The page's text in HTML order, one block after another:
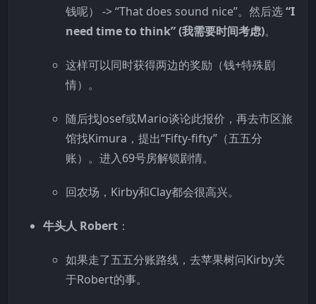
钱呢） -> “That does sound nice”。然后选“I
need time to think” (我需要时间考虑)。
这样可以同时获得两边的奖励（钱+特殊剧
情）。
随后找Josef或Mario谈论此报价，再去市区旅
馆找Kimura，提出“Fifty-fifty”（五五分
账）。进入69号房解锁剧情。
回农场，Kirby和Clay都会很高兴。
牛头人 Robert ：
如果走了五五分账路线，去苹果树问Kirby关
于Robert的事。